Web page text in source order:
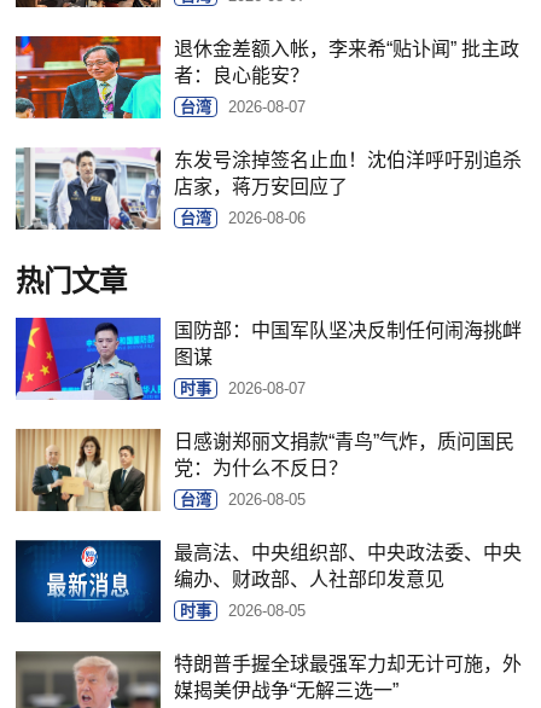
退休金差额入帐，李来希“贴讣闻” 批主政
者：良心能安？
台湾 2026-08-07
东发号涂掉签名止血！沈伯洋呼吁别追杀
店家，蒋万安回应了
台湾 2026-08-06
热门文章
国防部：中国军队坚决反制任何闹海挑衅
图谋
时事 2026-08-07
日感谢郑丽文捐款“青鸟”气炸，质问国民
党：为什么不反日？
台湾 2026-08-05
最高法、中央组织部、中央政法委、中央
编办、财政部、人社部印发意见
时事 2026-08-05
特朗普手握全球最强军力却无计可施，外
媒揭美伊战争“无解三选一”